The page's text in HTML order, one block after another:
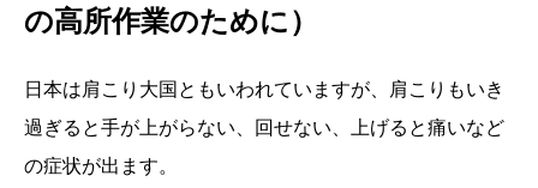
の高所作業のために）
日本は肩こり大国ともいわれていますが、肩こりもいき
過ぎると手が上がらない、回せない、上げると痛いなど
の症状が出ます。